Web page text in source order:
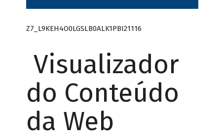
Z7_L9KEH4O0LGSLB0ALK1PBI21116
Visualizador
do Conteúdo
da Web